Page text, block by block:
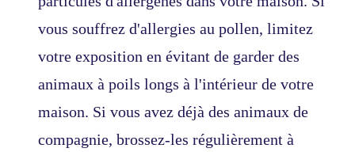
vous souffrez d'allergies au pollen, limitez
votre exposition en évitant de garder des
animaux à poils longs à l'intérieur de votre
maison. Si vous avez déjà des animaux de
compagnie, brossez-les régulièrement à